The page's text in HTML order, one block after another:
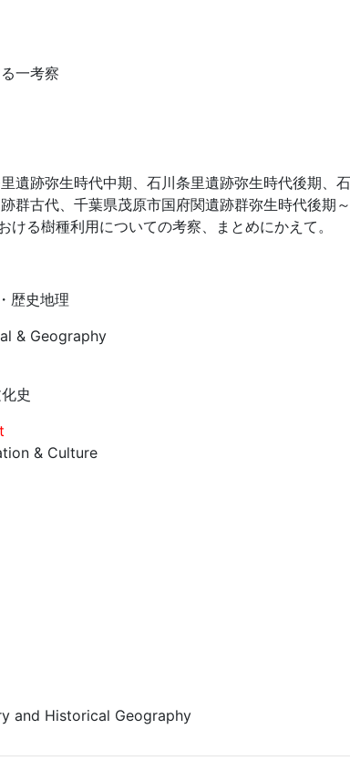
一考察
遺跡弥生時代中期、石川条里遺跡弥生時代後期、
群古代、千葉県茂原市国府関遺跡群弥生時代後期
る樹種利用についての考察、まとめにかえて。
歴史地理
& Geography
史
& Culture
and Historical Geography